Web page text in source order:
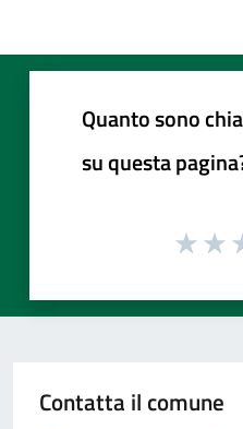
Quanto sono
su questa
Contatta il comune